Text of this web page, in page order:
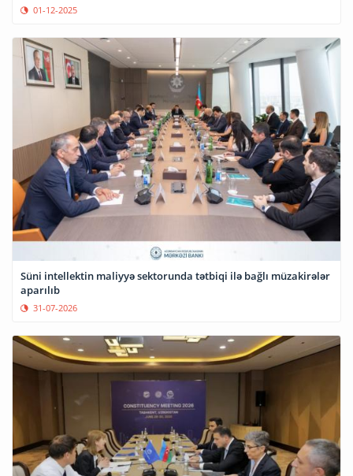
01-12-2025
Süni intellektin maliyyə sektorunda tətbiqi ilə bağlı müzakirələr
aparılıb
31-07-2026